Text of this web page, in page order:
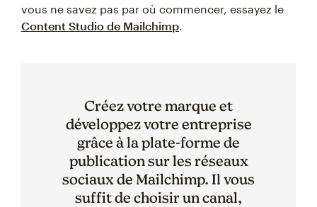
vous ne savez pas par où commencer, essayez le
Content Studio de Mailchimp.
Créez votre marque et
développez votre entreprise
grâce à la plate-forme de
publication sur les réseaux
sociaux de Mailchimp. Il vous
suffit de choisir un canal,